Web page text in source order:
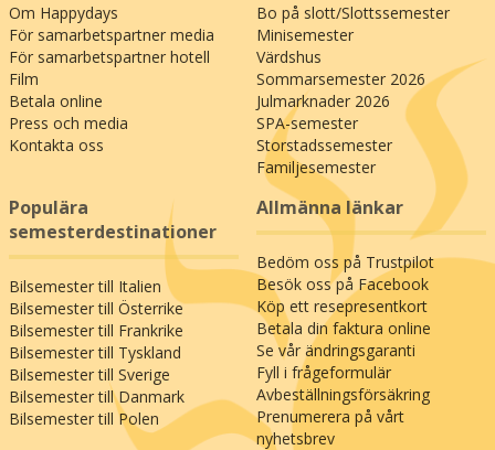
Om Happydays
För samarbetspartner media
För samarbetspartner hotell
Film
Betala online
Press och media
Kontakta oss
Bo på slott/Slottssemester
Minisemester
Värdshus
Sommarsemester 2026
Julmarknader 2026
SPA-semester
Storstadssemester
Familjesemester
Populära
semesterdestinationer
Bilsemester till Italien
Bilsemester till Österrike
Bilsemester till Frankrike
Bilsemester till Tyskland
Bilsemester till Sverige
Bilsemester till Danmark
Bilsemester till Polen
Allmänna länkar
Bedöm oss på Trustpilot
Besök oss på Facebook
Köp ett resepresentkort
Betala din faktura online
Se vår ändringsgaranti
Fyll i frågeformulär
Avbeställningsförsäkring
Prenumerera på vårt
nyhetsbrev